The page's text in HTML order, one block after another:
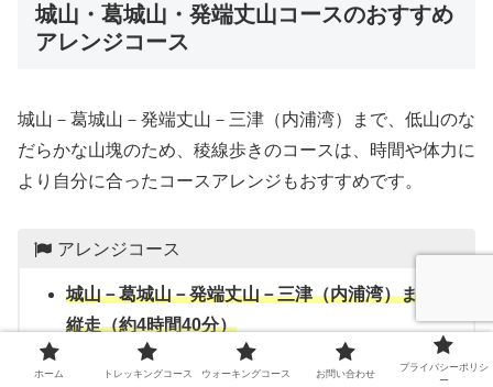
城山・葛城山・発端丈山コースのおすすめ
アレンジコース
城山－葛城山－発端丈山－三津（内浦湾）まで、低山のな
だらかな山塊のため、稜線歩きのコースは、時間や体力に
より自分に合ったコースアレンジもおすすめです。
アレンジコース
城山－葛城山－発端丈山－三津（内浦湾）までの
縦走（約4時間40分）
車ではなく公共交通機関を利用すれば、発端
ホーム トレッキングコース ウォーキングコース お問い合わせ
プライバシーポリシ
ー